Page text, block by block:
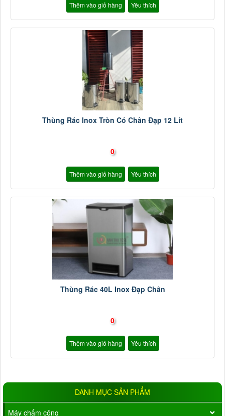
Thêm vào giỏ hàng Yêu thích
Thùng Rác Inox Tròn Có Chân Đạp 12 Lít
0
Thêm vào giỏ hàng Yêu thích
Thùng Rác 40L Inox Đạp Chân
0
Thêm vào giỏ hàng Yêu thích
DANH MỤC SẢN PHẨM
Máy chấm công